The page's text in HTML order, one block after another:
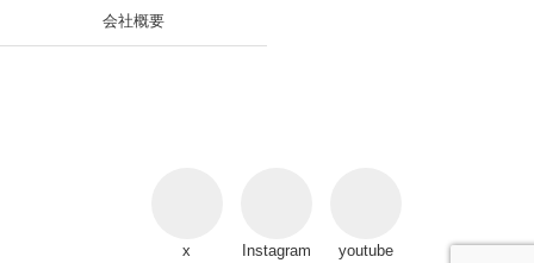
会社概要
x Instagram youtube